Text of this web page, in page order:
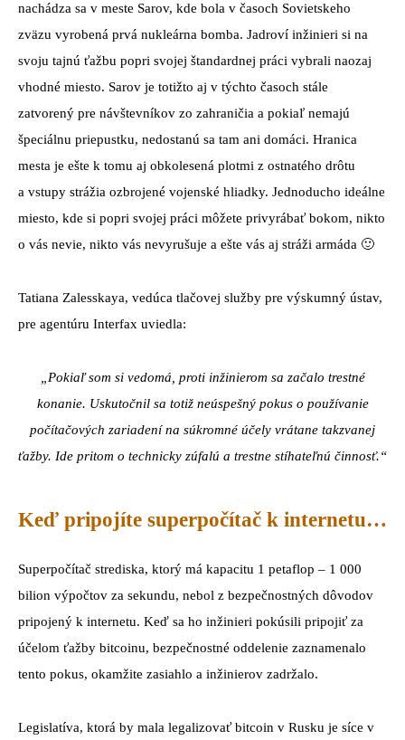
nachádza sa v meste Sarov, kde bola v časoch Sovietskeho
zväzu vyrobená prvá nukleárna bomba. Jadroví inžinieri si na
svoju tajnú ťažbu popri svojej štandardnej práci vybrali naozaj
vhodné miesto. Sarov je totižto aj v týchto časoch stále
zatvorený pre návštevníkov zo zahraničia a pokiaľ nemajú
špeciálnu priepustku, nedostanú sa tam ani domáci. Hranica
mesta je ešte k tomu aj obkolesená plotmi z ostnatého drôtu
a vstupy strážia ozbrojené vojenské hliadky. Jednoducho ideálne
miesto, kde si popri svojej práci môžete privyrábať bokom, nikto
o vás nevie, nikto vás nevyrušuje a ešte vás aj stráži armáda 🙂
Tatiana Zalesskaya, vedúca tlačovej služby pre výskumný ústav,
pre agentúru Interfax uviedla:
„Pokiaľ som si vedomá, proti inžinierom sa začalo trestné
konanie. Uskutočnil sa totiž neúspešný pokus o používanie
počítačových zariadení na súkromné účely vrátane takzvanej
ťažby. Ide pritom o technicky zúfalú a trestne stíhateľnú činnosť.“
Keď pripojíte superpočítač k internetu…
Superpočítač strediska, ktorý má kapacitu 1 petaflop – 1 000
bilion výpočtov za sekundu, nebol z bezpečnostných dôvodov
pripojený k internetu. Keď sa ho inžinieri pokúsili pripojiť za
účelom ťažby bitcoinu, bezpečnostné oddelenie zaznamenalo
tento pokus, okamžite zasiahlo a inžinierov zadržalo.
Legislatíva, ktorá by mala legalizovať bitcoin v Rusku je síce v